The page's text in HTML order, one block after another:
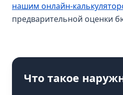
нашим онлайн-
предварительной оценки
Что такое